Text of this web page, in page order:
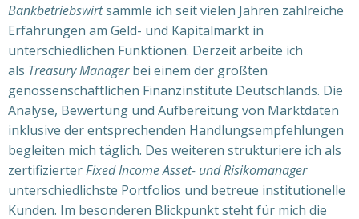
Bankbetriebswirtsammle ich seit vielen Jahren zahlreiche
Erfahrungen am Geld- und Kapitalmarkt in
unterschiedlichen Funktionen. Derzeit arbeite ich
als Treasury Managerbei einem der größten
genossenschaftlichen Finanzinstitute Deutschlands. Die
Analyse, Bewertung und Aufbereitung von Marktdaten
inklusive der entsprechenden Handlungsempfehlungen
begleiten mich täglich. Des weiteren strukturiere ich als
zertifizierterFixed Income Asset- und Risikomanager
unterschiedlichste Portfolios und betreue institutionelle
Kunden. Im besonderen Blickpunkt steht für mich die